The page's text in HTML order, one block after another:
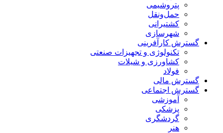
پتروشیمی
حمل‌و‌نقل
کشتیرانی
شهرسازی
گسترش کارآفرینی
تکنولوژی و تجهیزات صنعتی
کشاورزی و شیلات
فولاد
گسترش مالی
گسترش اجتماعی
آموزشی
پزشکی
گردشگری
هنر